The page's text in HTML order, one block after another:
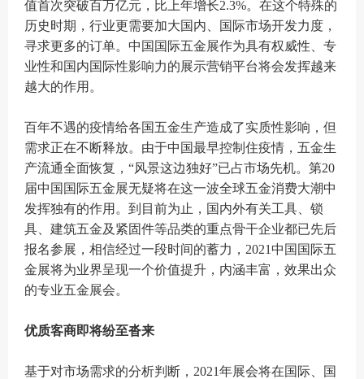
值首次突破百万亿元，比上年增长2.3%。在这个特殊的
历史时期，行业更需要加大国内、国际市场开发力度，
寻求更多的订单。中国国际五金展作为具有权威性、专
业性和国内国际性影响力的展示营销平台将会发挥越来
越大的作用。
百年不遇的疫情给各国五金生产造成了实质性影响，但
需求正在不断释放。由于中国最早控制住疫情，五金生
产流通全面恢复，“风景这边独好”已占市场先机。第20
届中国国际五金展无疑将在这一波全球五金消费大潮中
发挥独有的作用。到目前为止，国内外有关工具、锁
具、建筑五金及紧固件等品类的重点骨干企业都已先后
报名参展，相信经过一段时间的蓄力，2021中国国际五
金展将为业界呈现一个价值提升，内涵丰富，效果出众
的专业五金展会。
优质客商即将纷至沓来
基于对市场需求的分析判断，2021年展会将在国际、国